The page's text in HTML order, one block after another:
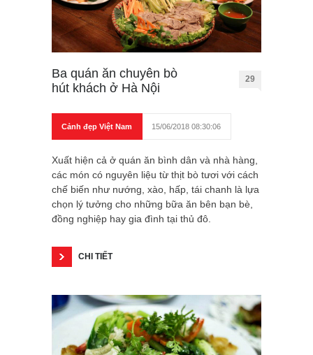
Ba quán ăn chuyên bò
hút khách ở Hà Nội
29
Cảnh đẹp Việt Nam 15/06/2018 08:30:06
Xuất hiện cả ở quán ăn bình dân và nhà hàng,
các món có nguyên liệu từ thịt bò tươi với cách
chế biến như nướng, xào, hấp, tái chanh là lựa
chọn lý tưởng cho những bữa ăn bên bạn bè,
đồng nghiệp hay gia đình tại thủ đô.
CHI TIẾT